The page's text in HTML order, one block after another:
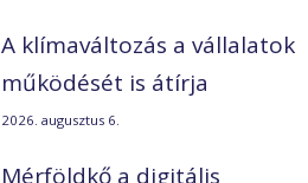
A klímaváltozás a vállalatok
működését is átírja
2026. augusztus 6.
Mérföldkő a digitális